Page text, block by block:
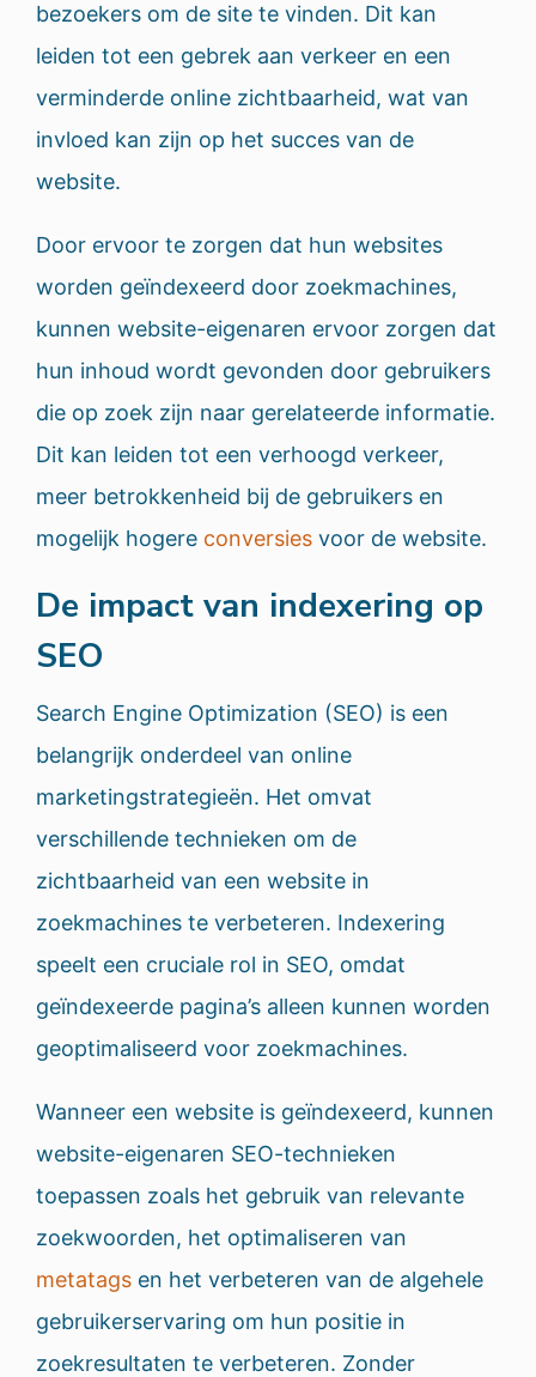
bezoekers om de site te vinden. Dit kan
leiden tot een gebrek aan verkeer en een
verminderde online zichtbaarheid, wat van
invloed kan zijn op het succes van de
website.
Door ervoor te zorgen dat hun websites
worden geïndexeerd door zoekmachines,
kunnen website-eigenaren ervoor zorgen dat
hun inhoud wordt gevonden door gebruikers
die op zoek zijn naar gerelateerde informatie.
Dit kan leiden tot een verhoogd verkeer,
meer betrokkenheid bij de gebruikers en
mogelijk hogere conversies voor de website.
De impact van indexering op
SEO
Search Engine Optimization (SEO) is een
belangrijk onderdeel van online
marketingstrategieën. Het omvat
verschillende technieken om de
zichtbaarheid van een website in
zoekmachines te verbeteren. Indexering
speelt een cruciale rol in SEO, omdat
geïndexeerde pagina’s alleen kunnen worden
geoptimaliseerd voor zoekmachines.
Wanneer een website is geïndexeerd, kunnen
website-eigenaren SEO-technieken
toepassen zoals het gebruik van relevante
zoekwoorden, het optimaliseren van
metatags en het verbeteren van de algehele
gebruikerservaring om hun positie in
zoekresultaten te verbeteren. Zonder